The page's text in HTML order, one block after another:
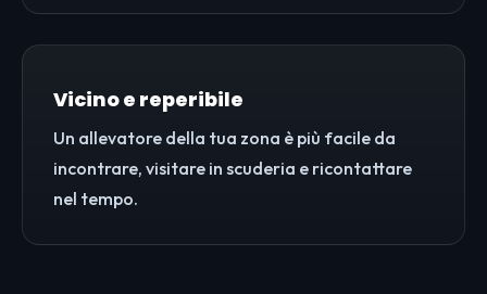
Vicino e reperibile
Un allevatore della tua zona è più facile da
incontrare, visitare in scuderia e ricontattare
nel tempo.